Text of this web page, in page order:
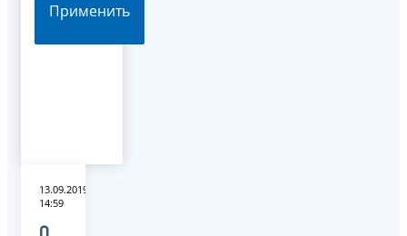
Применить
13.09.2019
14:59